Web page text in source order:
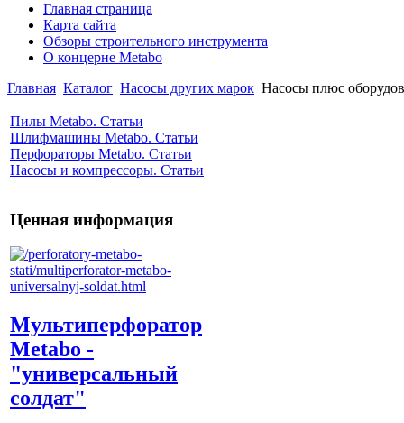
Главная страница
Карта сайта
Обзоры строительного инструмента
О концерне Metabo
Главная Каталог Насосы других марок Насосы плюс
Пилы Metabo. Статьи
Шлифмашины Metabo. Статьи
Перфораторы Metabo. Статьи
Насосы и компрессоры. Статьи
Ценная информация
Мультиперфоратор
Metabo -
"универсальный
солдат"